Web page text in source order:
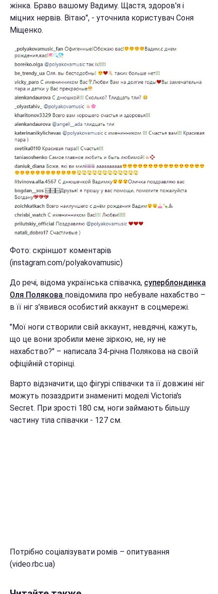
жінка. Браво вашому Вадиму. Щастя, здоров'я і
міцних нервів. Вітаю", - уточнила користувач Соня
Міщенко.
Фото: скріншот коментарів
(instagram.com/polyakovamusic)
До речі, відома українська співачка, суперблондинка
Оля Полякова повідомила про небувале нахабство –
в її ніг з'явився особистий аккаунт в соцмережі.
"Мої ноги створили свій аккаунт, невдячні, кажуть,
що це вони зробили мене зіркою, не, ну не
нахабство?" – написала 34-річна Полякова на своїй
офіційній сторінці.
Варто відзначити, що фігурі співачки та її довжині ніг
можуть позаздрити знамениті моделі Victoria's
Secret. При зрості 180 см, ноги займають більшу
частину тіла співачки - 127 см.
Потрібно соціалізувати ромів – опитування
(video.rbc.ua)